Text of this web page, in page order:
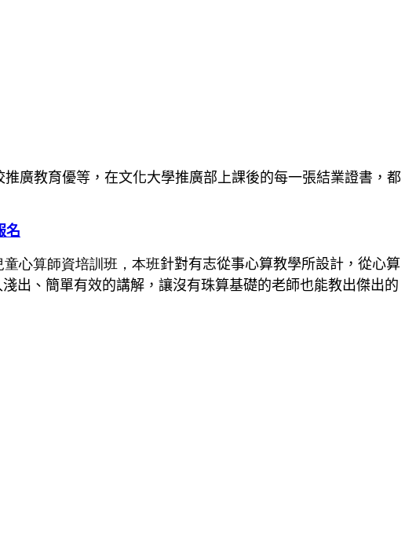
廣教育優等，在文化大學推廣部上課後的每一張結業證書，都
名
心算師資培訓班，本班針對有志從事心算教學所設計，從心算
出、簡單有效的講解，讓沒有珠算基礎的老師也能教出傑出的